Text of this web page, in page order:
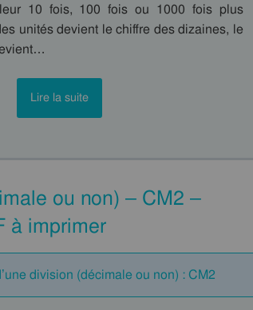
10 fois, 100 fois ou 1000 fois plus
unités devient le chiffre des dizaines, le
Lire la suite
ou non) – CM2 –
à imprimer
division (décimale ou non) : CM2